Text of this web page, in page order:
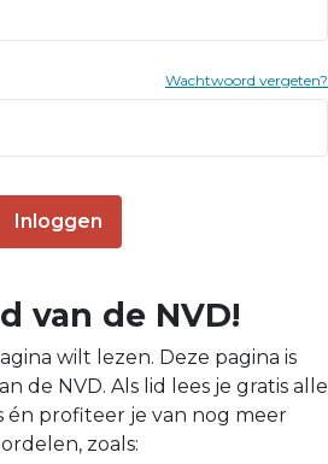
Wachtwoord vergeten?
Inloggen
van de NVD!
wilt lezen. Deze pagina is
de NVD. Als lid lees je gratis alle
én profiteer je van nog meer
zoals: